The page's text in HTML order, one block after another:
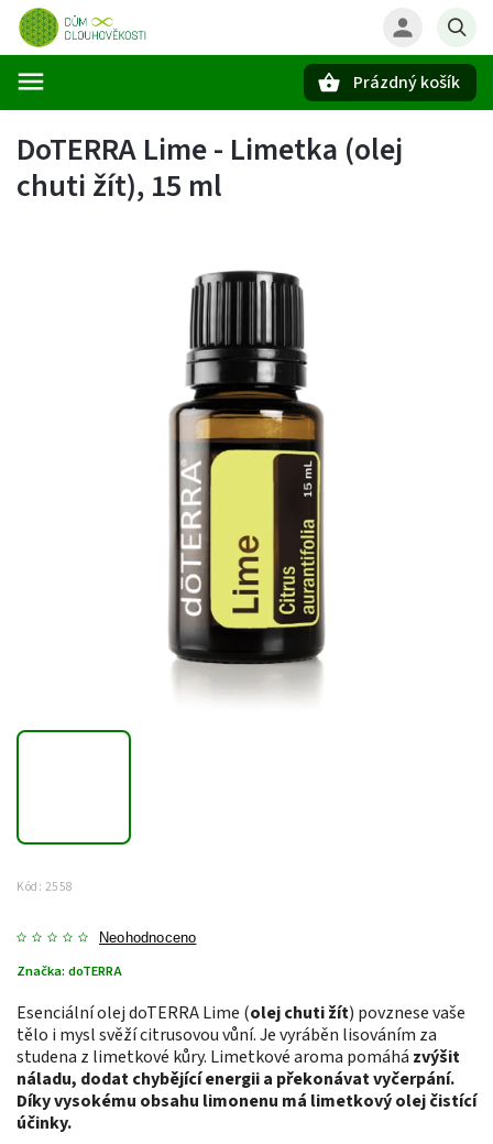
Prázdný košík
DoTERRA Lime - Limetka (olej
chuti žít), 15 ml
Kód: 2558
Neohodnoceno
Značka: doTERRA
Esenciální olej doTERRA Lime (olej chuti žít) povznese vaše
tělo i mysl svěží citrusovou vůní. Je vyráběn lisováním za
studena z limetkové kůry. Limetkové aroma pomáhá zvýšit
náladu, dodat chybějící energii a překonávat vyčerpání.
Díky vysokému obsahu limonenu má limetkový olej čistící
účinky.